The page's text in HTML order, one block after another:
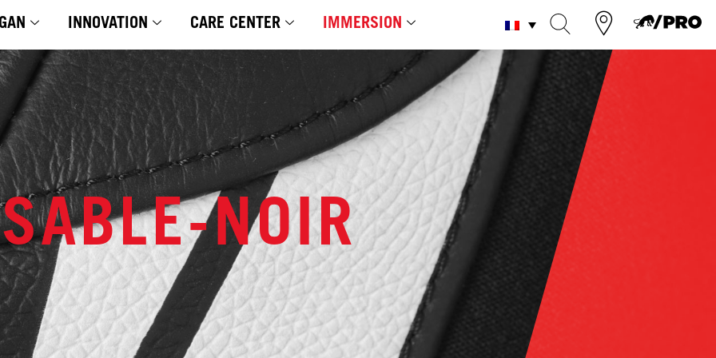
INNOVATION CARE CENTER IMMERSION
SABLE-NOIR